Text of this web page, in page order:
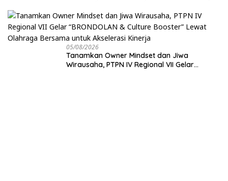
05/08/2026
Tanamkan Owner Mindset dan Jiwa
Wirausaha, PTPN IV Regional VII Gelar